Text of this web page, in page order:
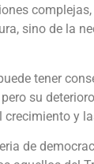
sino de la
tener
su
y
de